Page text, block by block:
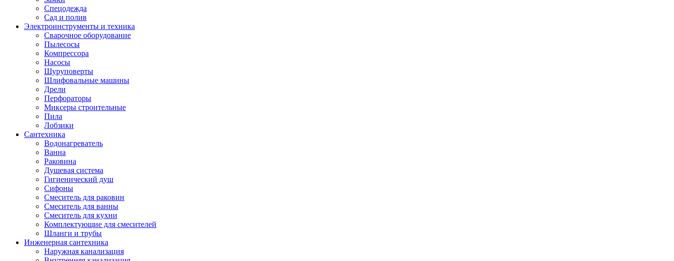
Спецодежда
Сад и полив
Электроинструменты и техника
Сварочное оборудование
Пылесосы
Компрессора
Насосы
Шуруповерты
Шлифовальные машины
Дрели
Перфораторы
Миксеры строительные
Пила
Лобзики
Сантехника
Водонагреватель
Ванна
Раковина
Душевая система
Гигиенический душ
Сифоны
Смеситель для раковин
Смеситель для ванны
Смеситель для кухни
Комплектующие для смесителей
Шланги и трубы
Инженерная сантехника
Наружная канализация